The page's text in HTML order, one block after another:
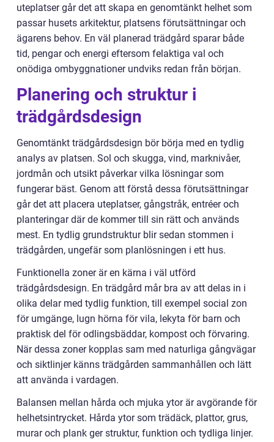
uteplatser går det att skapa en genomtänkt helhet som
passar husets arkitektur, platsens förutsättningar och
ägarens behov. En väl planerad trädgård sparar både
tid, pengar och energi eftersom felaktiga val och
onödiga ombyggnationer undviks redan från början.
Planering och struktur i
trädgårdsdesign
Genomtänkt trädgårdsdesign bör börja med en tydlig
analys av platsen. Sol och skugga, vind, marknivåer,
jordmån och utsikt påverkar vilka lösningar som
fungerar bäst. Genom att förstå dessa förutsättningar
går det att placera uteplatser, gångstråk, entréer och
planteringar där de kommer till sin rätt och används
mest. En tydlig grundstruktur blir sedan stommen i
trädgården, ungefär som planlösningen i ett hus.
Funktionella zoner är en kärna i väl utförd
trädgårdsdesign. En trädgård mår bra av att delas in i
olika delar med tydlig funktion, till exempel social zon
för umgänge, lugn hörna för vila, lekyta för barn och
praktisk del för odlingsbäddar, kompost och förvaring.
När dessa zoner kopplas sam med naturliga gångvägar
och siktlinjer känns trädgården sammanhållen och lätt
att använda i vardagen.
Balansen mellan hårda och mjuka ytor är avgörande för
helhetsintrycket. Hårda ytor som trädäck, plattor, grus,
murar och plank ger struktur, funktion och tydliga linjer.